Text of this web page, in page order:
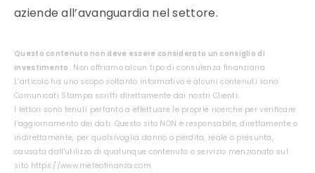
aziende all’avanguardia nel settore.
Questo contenuto non deve essere considerato un consiglio di
investimento. Non offriamo alcun tipo di consulenza finanziaria.
L’articolo ha uno scopo soltanto informativo e alcuni contenuti sono
Comunicati Stampa scritti direttamente dai nostri Clienti.
I lettori sono tenuti pertanto a effettuare le proprie ricerche per verificare
l’aggiornamento dei dati. Questo sito NON è responsabile, direttamente o
indirettamente, per qualsivoglia danno o perdita, reale o presunta,
causata dall'utilizzo di qualunque contenuto o servizio menzionato sul
sito https://www.meteofinanza.com.